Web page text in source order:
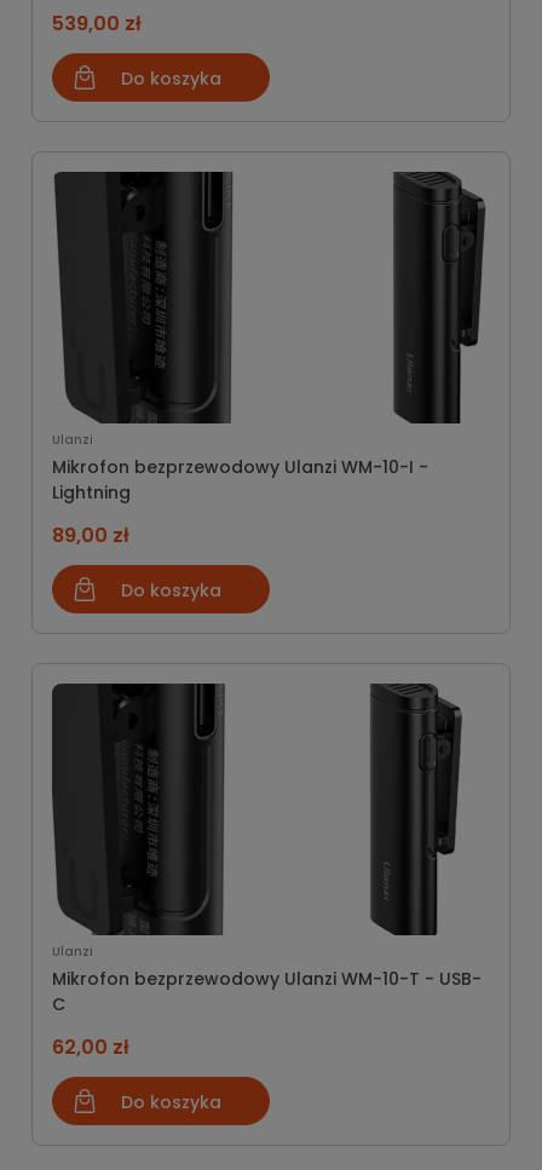
539,00 zł
Do koszyka
Ulanzi
Mikrofon bezprzewodowy Ulanzi WM-10-I -
Lightning
89,00 zł
Do koszyka
Ulanzi
Mikrofon bezprzewodowy Ulanzi WM-10-T - USB-
C
62,00 zł
Do koszyka